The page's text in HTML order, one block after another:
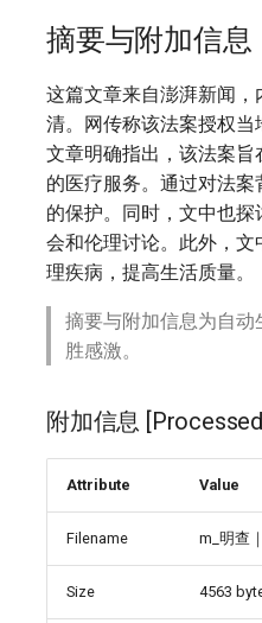
摘要与附加信息
这篇文章来自澎湃新闻
清。网传称该法案授权当
文章明确指出，该法案旨
的医疗服务。通过对法
的保护。同时，文中也
会和伦理讨论。此外，文
理疾病，提高生活质量。
摘要与附加信息为自
胜感激。
附加信息
Attribute Value
Filename m_明查
Size 4563